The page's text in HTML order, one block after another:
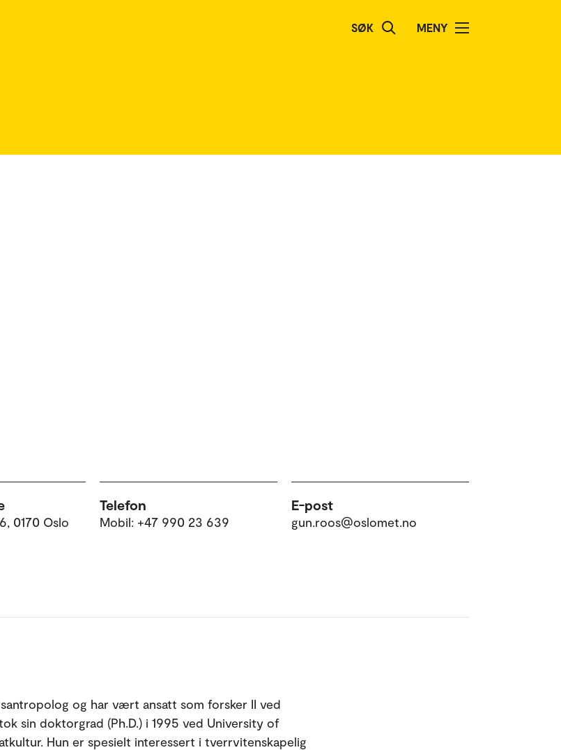
SØK MENY
0170 Oslo
Telefon
Mobil: +47 990 23 639
E-post
gun.roos@oslomet.no
og har vært ansatt som forsker II ved
sin doktorgrad (Ph.D.) i 1995 ved University of
Hun er spesielt interessert i tverrvitenskapelig